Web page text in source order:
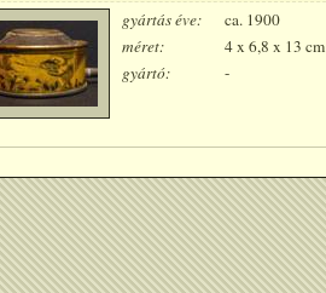
gyártás éve:
ca. 1900
méret:
4 x 6,8 x 13 cm
gyártó:
-